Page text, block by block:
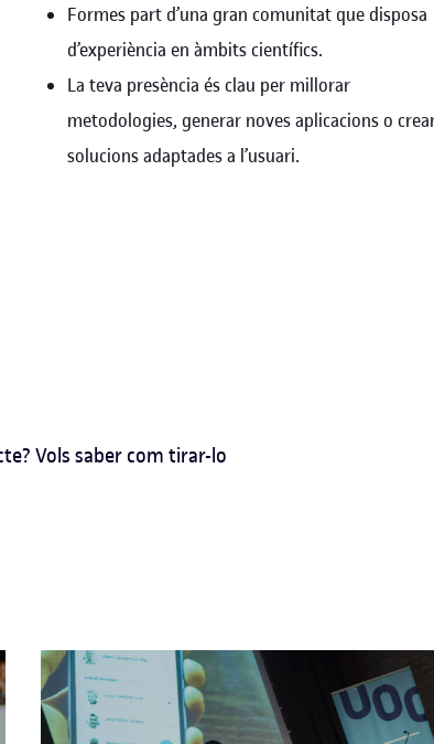
Formes part d’una gran comunitat que disposa
d’experiència en àmbits científics.
La teva presència és clau per millorar
metodologies, generar noves aplicacions o
solucions adaptades a l’usuari.
Vols saber com tirar-lo